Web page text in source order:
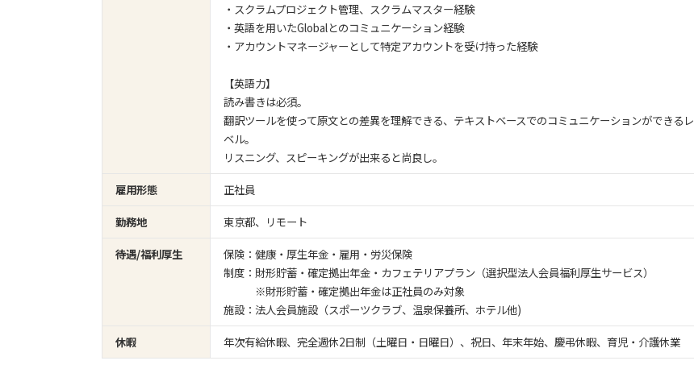
・スクラムプロジェクト管理、スクラムマスター経験
・英語を用いたGlobalとのコミュニケーション経験
・アカウントマネージャーとして特定アカウントを受け持った経験
【英語力】
読み書きは必須。
翻訳ツールを使って原文との差異を理解できる、テキストベースでのコミュニケーションができるレ
ベル。
リスニング、スピーキングが出来ると尚良し。
雇用形態
正社員
勤務地
東京都、リモート
待遇/福利厚生
保険：健康・厚生年金・雇用・労災保険
制度：財形貯蓄・確定拠出年金・カフェテリアプラン（選択型法人会員福利厚生サービス）
※財形貯蓄・確定拠出年金は正社員のみ対象
施設：法人会員施設（スポーツクラブ、温泉保養所、ホテル他)
休暇
年次有給休暇、完全週休2日制（土曜日・日曜日）、祝日、年末年始、慶弔休暇、育児・介護休業